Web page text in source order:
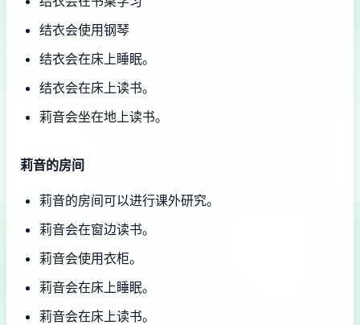
结衣会使用钢琴
结衣会在床上睡眠。
结衣会在床上读书。
莉音会坐在地上读书。
莉音的房间
莉音的房间可以进行课外研究。
莉音会在窗边读书。
莉音会使用衣柜。
莉音会在床上睡眠。
莉音会在床上读书。